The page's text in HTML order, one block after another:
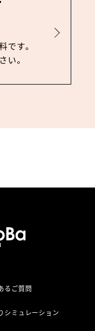
です。
い。
るご質問
シミュレーション